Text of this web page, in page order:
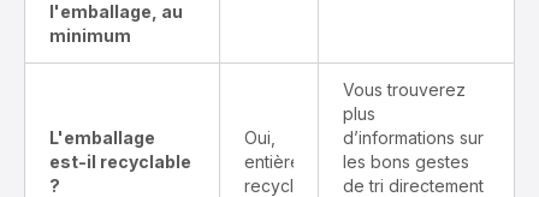
l'emballage, au
minimum
L'emballage
est-il recyclable
?
Oui,
entièrement
recyclable
Vous trouverez
plus
d’informations sur
les bons gestes
de tri directement